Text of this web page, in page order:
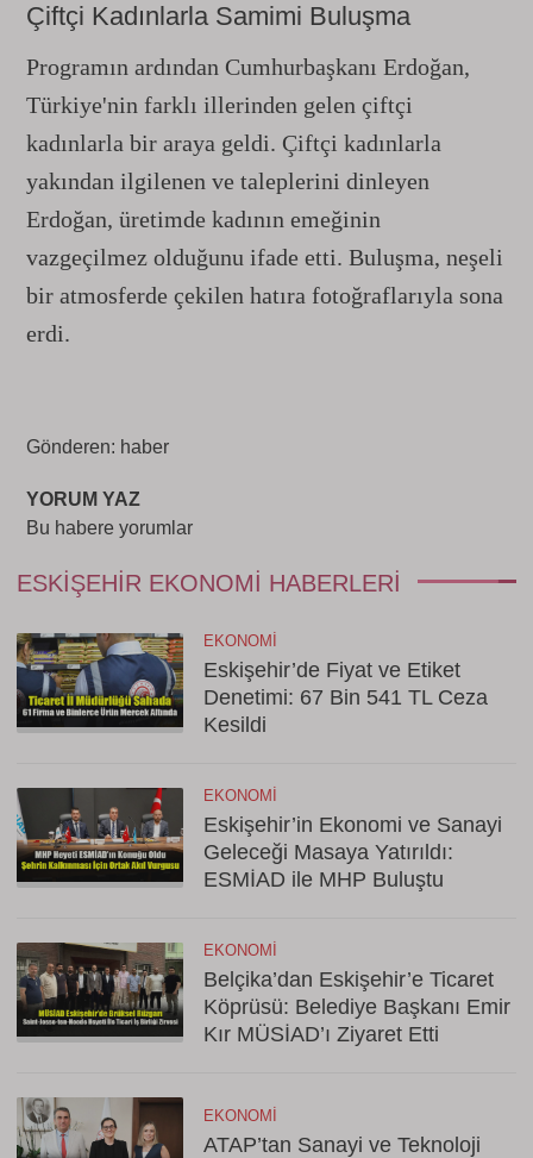
Çiftçi Kadınlarla Samimi Buluşma
Programın ardından Cumhurbaşkanı Erdoğan,
Türkiye'nin farklı illerinden gelen çiftçi
kadınlarla bir araya geldi. Çiftçi kadınlarla
yakından ilgilenen ve taleplerini dinleyen
Erdoğan, üretimde kadının emeğinin
vazgeçilmez olduğunu ifade etti. Buluşma, neşeli
bir atmosferde çekilen hatıra fotoğraflarıyla sona
erdi.
Gönderen: haber
YORUM YAZ
Bu habere yorumlar
ESKIŞEHIR EKONOMI HABERLERI
EKONOMI
Eskişehir’de Fiyat ve Etiket
Denetimi: 67 Bin 541 TL Ceza
Kesildi
EKONOMI
Eskişehir’in Ekonomi ve Sanayi
Geleceği Masaya Yatırıldı:
ESMİAD ile MHP Buluştu
EKONOMI
Belçika’dan Eskişehir’e Ticaret
Köprüsü: Belediye Başkanı Emir
Kır MÜSİAD’ı Ziyaret Etti
EKONOMI
ATAP’tan Sanayi ve Teknoloji